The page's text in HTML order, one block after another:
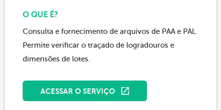
O QUE É?
Consulta e fornecimento de arquivos de PAA e PAL.
Permite verificar o traçado de logradouros e
dimensões de lotes.
ACESSAR O SERVIÇO